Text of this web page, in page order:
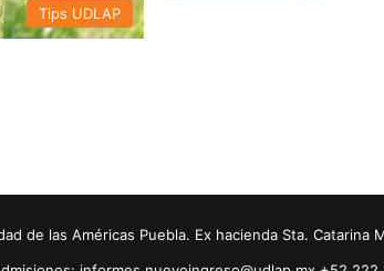
Tips UDLAP
de las Américas Puebla. Ex hacienda Sta.